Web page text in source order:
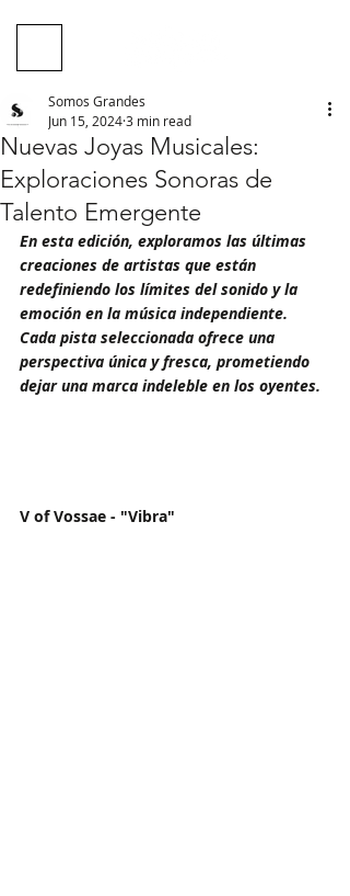
Nuevas Joyas Musicales:
Exploraciones Sonoras de
Talento Emergente
Somos Grandes
Jun 15, 20243 min read
En esta edición, exploramos las últimas
creaciones de artistas que están
redefiniendo los límites del sonido y la
emoción en la música independiente.
Cada pista seleccionada ofrece una
perspectiva única y fresca, prometiendo
dejar una marca indeleble en los oyentes.
V of Vossae - "Vibra"